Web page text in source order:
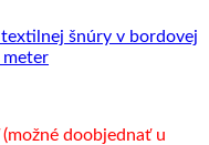
šnúry v bordovej
meter
doobjednať u